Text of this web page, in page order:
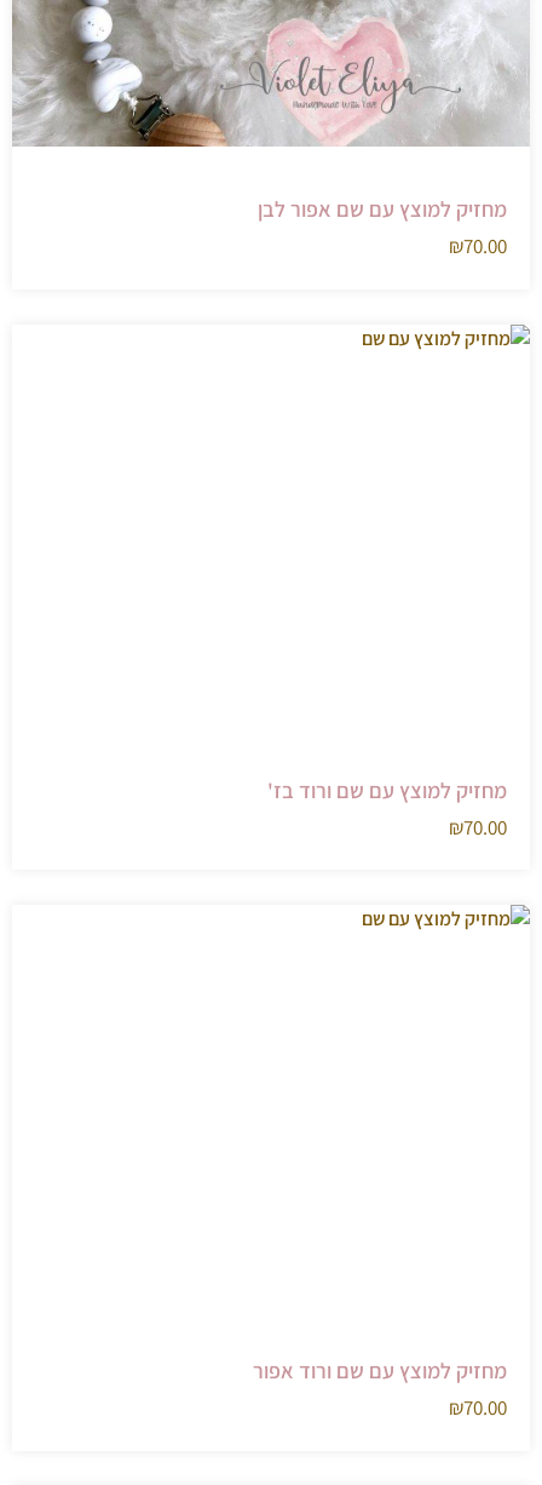
מחזיק למוצץ עם שם אפור לבן
₪70.00
מחזיק למוצץ עם שם ורוד בז'
₪70.00
מחזיק למוצץ עם שם ורוד אפור
₪70.00